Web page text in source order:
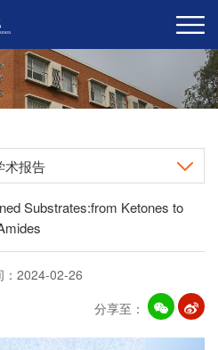
术报告
Substrates:from Ketones to
：2024-02-26
分享至：